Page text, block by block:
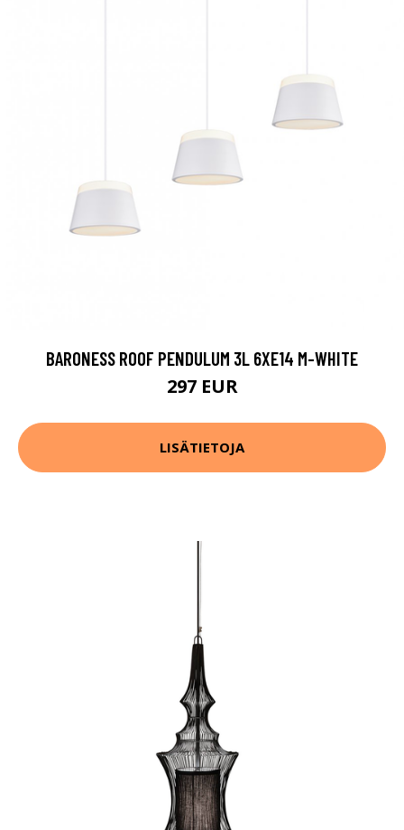
BARONESS ROOF PENDULUM 3L 6XE14 M-WHITE
297 EUR
LISÄTIETOJA